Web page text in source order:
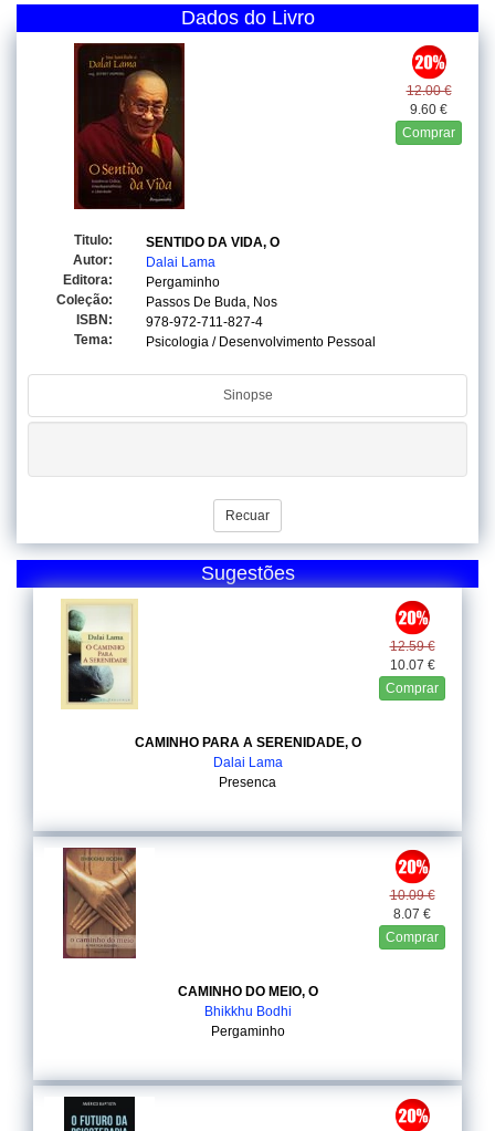
Dados do Livro
12.00 €
9.60 €
Comprar
Titulo:
SENTIDO DA VIDA, O
Autor:
Dalai Lama
Editora:
Pergaminho
Coleção:
Passos De Buda, Nos
ISBN:
978-972-711-827-4
Tema:
Psicologia / Desenvolvimento Pessoal
Sinopse
Recuar
Sugestões
12.59 €
10.07 €
Comprar
CAMINHO PARA A SERENIDADE, O
Dalai Lama
Presenca
10.09 €
8.07 €
Comprar
CAMINHO DO MEIO, O
Bhikkhu Bodhi
Pergaminho